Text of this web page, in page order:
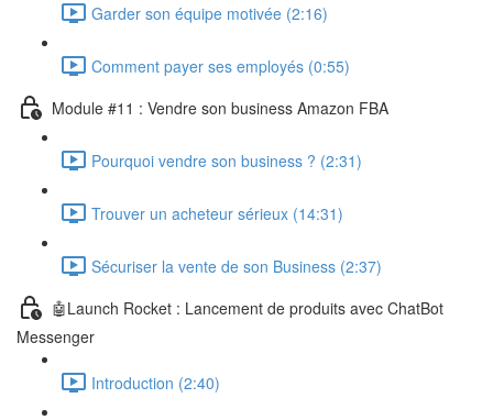
Garder son équipe motivée (2:16)
Comment payer ses employés (0:55)
Module #11 : Vendre son business Amazon FBA
Pourquoi vendre son business ? (2:31)
Trouver un acheteur sérieux (14:31)
Sécuriser la vente de son Business (2:37)
🤖Launch Rocket : Lancement de produits avec ChatBot
Messenger
Introduction (2:40)